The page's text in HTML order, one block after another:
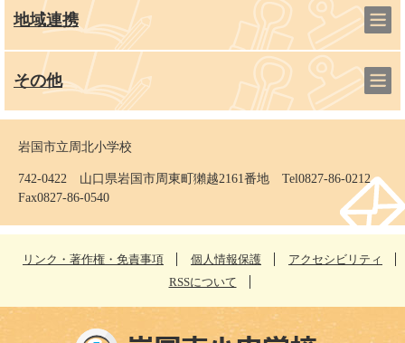
地域連携
その他
岩国市立周北小学校
742-0422 山口県岩国市周東町獺越2161番地 Tel0827-86-0212
Fax0827-86-0540
リンク・著作権・免責事項 個人情報保護
アクセシビリティ
RSSについて